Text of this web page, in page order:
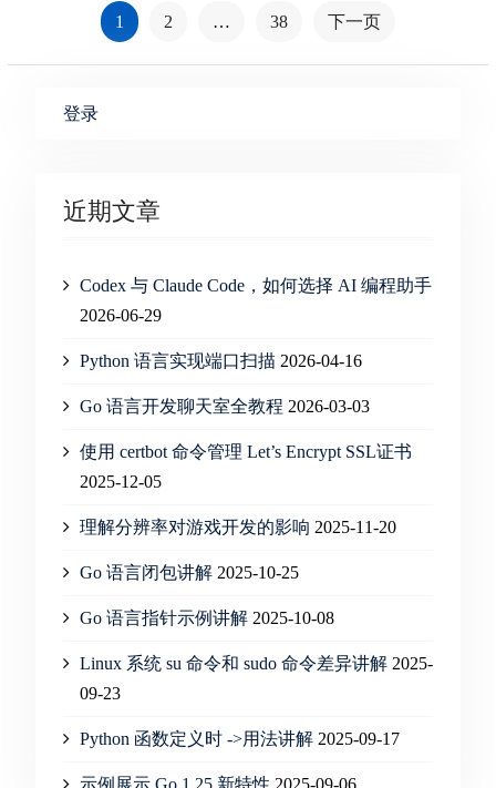
1 2 … 38 下一页
登录
近期文章
Codex 与 Claude Code，如何选择 AI 编程助手
2026-06-29
Python 语言实现端口扫描 2026-04-16
Go 语言开发聊天室全教程 2026-03-03
使用 certbot 命令管理 Let’s Encrypt SSL证书
2025-12-05
理解分辨率对游戏开发的影响 2025-11-20
Go 语言闭包讲解 2025-10-25
Go 语言指针示例讲解 2025-10-08
Linux 系统 su 命令和 sudo 命令差异讲解 2025-
09-23
Python 函数定义时 ->用法讲解 2025-09-17
示例展示 Go 1.25 新特性 2025-09-06